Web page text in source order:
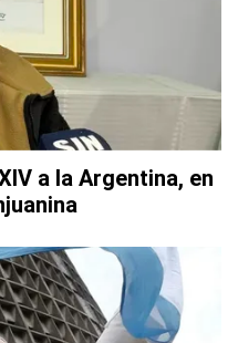
a la Argentina, en